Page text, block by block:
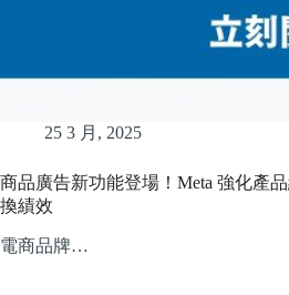
25 3 月, 2025
商品廣告新功能登場！Meta 強化產
換績效
電商品牌…